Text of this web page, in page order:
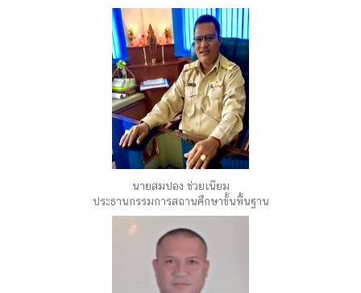
นายสมปอง ช่วยเนียม
ประธานกรรมการสถานศึกษาขั้นพื้นฐาน